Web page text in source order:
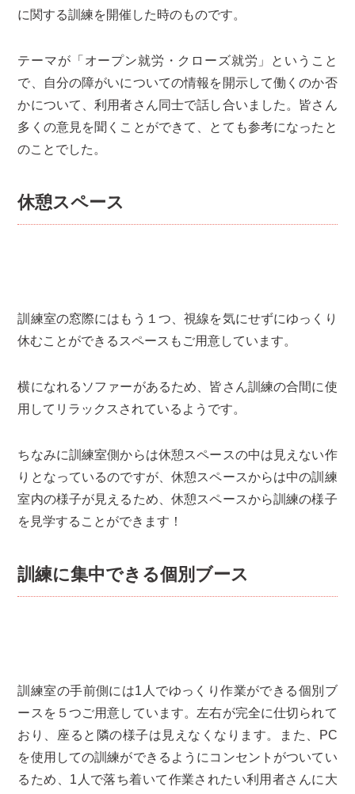
に関する訓練を開催した時のものです。
テーマが「オープン就労・クローズ就労」ということ
で、自分の障がいについての情報を開示して働くのか否
かについて、利用者さん同士で話し合いました。皆さん
多くの意見を聞くことができて、とても参考になったと
のことでした。
休憩スペース
訓練室の窓際にはもう１つ、視線を気にせずにゆっくり
休むことができるスペースもご用意しています。
横になれるソファーがあるため、皆さん訓練の合間に使
用してリラックスされているようです。
ちなみに訓練室側からは休憩スペースの中は見えない作
りとなっているのですが、休憩スペースからは中の訓練
室内の様子が見えるため、休憩スペースから訓練の様子
を見学することができます！
訓練に集中できる個別ブース
訓練室の手前側には1人でゆっくり作業ができる個別ブ
ースを５つご用意しています。左右が完全に仕切られて
おり、座ると隣の様子は見えなくなります。また、PC
を使用しての訓練ができるようにコンセントがついてい
るため、1人で落ち着いて作業されたい利用者さんに大